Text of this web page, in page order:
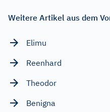
Weitere Artikel aus dem
Elimu
Reenhard
Theodor
Benigna